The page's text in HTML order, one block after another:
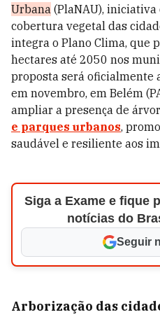
Urbana (PlaNAU),
cobertura vegetal das
integra o Plano Clima, que
hectares até 2050 nos
proposta será oficialmente
em novembro, em Belém
ampliar a presença de
e parques urbanos,
saudável e resiliente aos
Siga a Exame e fique
notícias do
Seguir
Arborização das